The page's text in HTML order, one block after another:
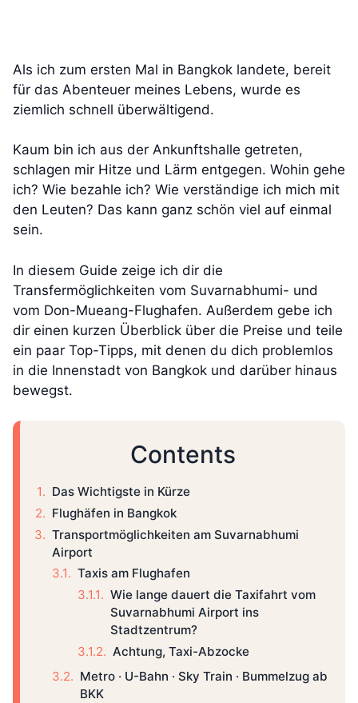
Als ich zum ersten Mal in Bangkok landete, bereit
für das Abenteuer meines Lebens, wurde es
ziemlich schnell überwältigend.
Kaum bin ich aus der Ankunftshalle getreten,
schlagen mir Hitze und Lärm entgegen. Wohin gehe
ich? Wie bezahle ich? Wie verständige ich mich mit
den Leuten? Das kann ganz schön viel auf einmal
sein.
In diesem Guide zeige ich dir die
Transfermöglichkeiten vom Suvarnabhumi- und
vom Don-Mueang-Flughafen. Außerdem gebe ich
dir einen kurzen Überblick über die Preise und teile
ein paar Top-Tipps, mit denen du dich problemlos
in die Innenstadt von Bangkok und darüber hinaus
bewegst.
Contents
Das Wichtigste in Kürze
Flughäfen in Bangkok
Transportmöglichkeiten am Suvarnabhumi
Airport
Taxis am Flughafen
Wie lange dauert die Taxifahrt vom
Suvarnabhumi Airport ins
Stadtzentrum?
Achtung, Taxi-Abzocke
Metro · U-Bahn · Sky Train · Bummelzug ab
BKK